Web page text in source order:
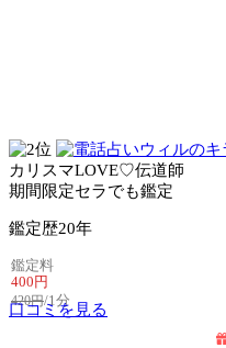
カリスマLOVE♡伝道師
期間限定セラでも鑑定
鑑定歴20年
鑑定料
400円
420円/1分
口コミを見る